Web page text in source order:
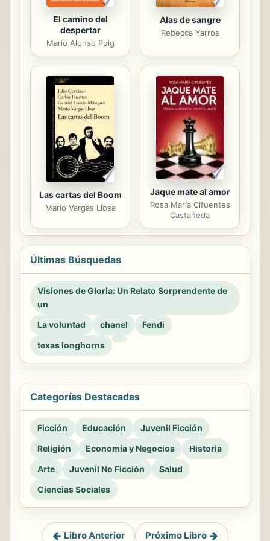
El camino del
despertar
Mario Alonso Puig
Alas de sangre
Rebecca Yarros
Las cartas del Boom
Mario Vargas Llosa
Jaque mate al amor
Rosa María Cifuentes
Castañeda
Últimas Búsquedas
Visiones de Gloria: Un Relato Sorprendente de
un
La voluntad
chanel
Fendi
texas longhorns
Categorías Destacadas
Ficción Educación
Juvenil Ficción
Religión
Economía y Negocios
Historia
Arte
Juvenil No Ficción
Salud
Ciencias Sociales
Libro Anterior Próximo Libro